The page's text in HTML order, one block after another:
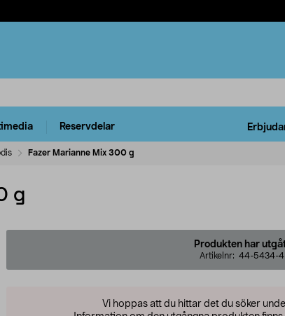
Reservdelar
Fazer Marianne Mix 300 g
g
Produkten har
Artikelnr: 44-5434-4
Vi hoppas att du hittar det du söker